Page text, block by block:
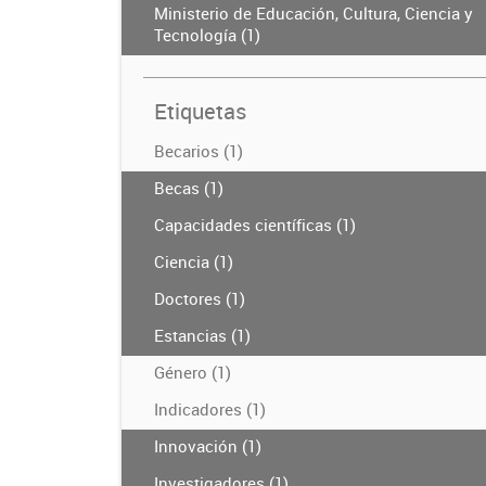
Ministerio de Educación, Cultura, Ciencia y
Tecnología (1)
Etiquetas
Becarios (1)
Becas (1)
Capacidades científicas (1)
Ciencia (1)
Doctores (1)
Estancias (1)
Género (1)
Indicadores (1)
Innovación (1)